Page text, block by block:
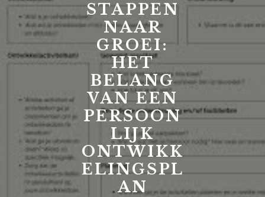
STAPPEN
NAAR
GROEI:
HET
BELANG
VAN EEN
PERSOON
LIJK
ONTWIKK
ELINGSPL
AN